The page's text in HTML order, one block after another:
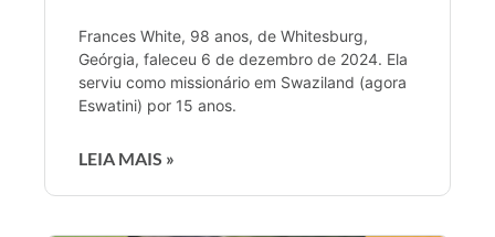
Frances White, 98 anos, de Whitesburg,
Geórgia, faleceu 6 de dezembro de 2024. Ela
serviu como missionário em Swaziland (agora
Eswatini) por 15 anos.
LEIA MAIS »